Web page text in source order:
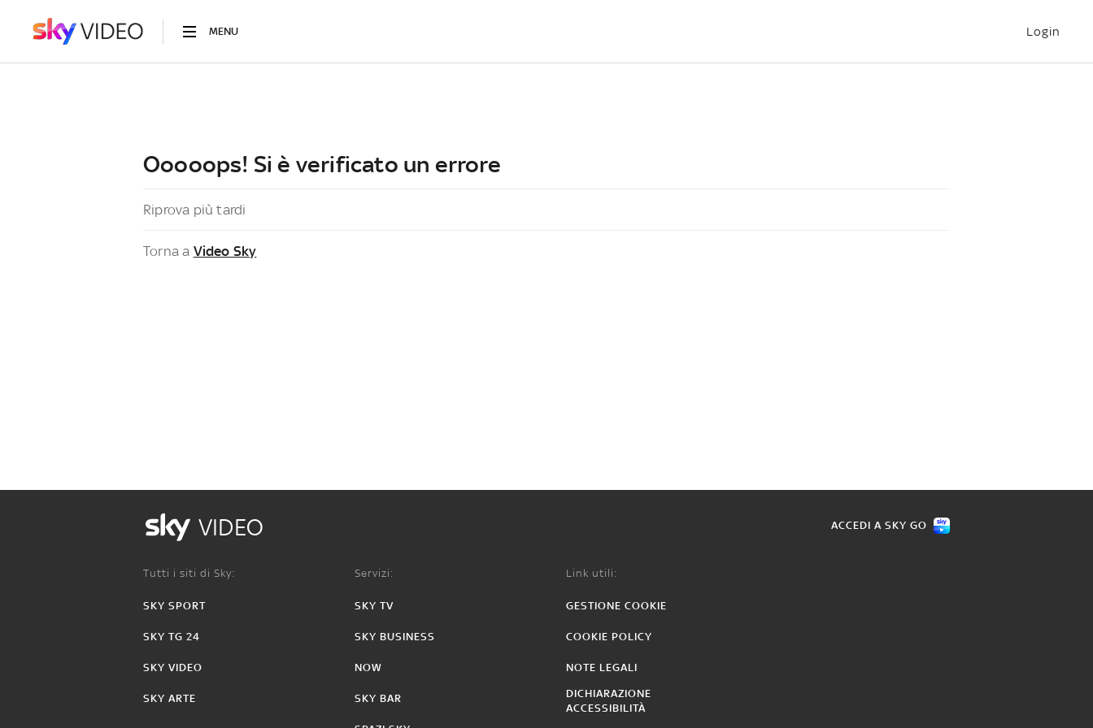
MENU Login
Ooooops! Si è verificato un errore
Riprova più tardi
Torna a Video Sky
VIDEO ACCEDI A SKY GO
Tutti i siti di Sky:
SKY SPORT
SKY TG 24
SKY VIDEO
SKY ARTE
Servizi:
SKY TV
SKY BUSINESS
NOW
SKY BAR
Link utili:
GESTIONE COOKIE
COOKIE POLICY
NOTE LEGALI
DICHIARAZIONE
ACCESSIBILITÀ